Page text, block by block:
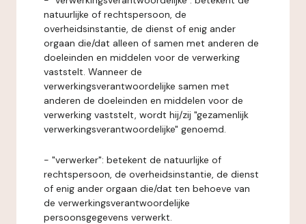
natuurlijke of rechtspersoon, de
overheidsinstantie, de dienst of enig ander
orgaan die/dat alleen of samen met anderen de
doeleinden en middelen voor de verwerking
vaststelt. Wanneer de
verwerkingsverantwoordelijke samen met
anderen de doeleinden en middelen voor de
verwerking vaststelt, wordt hij/zij "gezamenlijk
verwerkingsverantwoordelijke" genoemd.
- "verwerker": betekent de natuurlijke of
rechtspersoon, de overheidsinstantie, de dienst
of enig ander orgaan die/dat ten behoeve van
de verwerkingsverantwoordelijke
persoonsgegevens verwerkt.